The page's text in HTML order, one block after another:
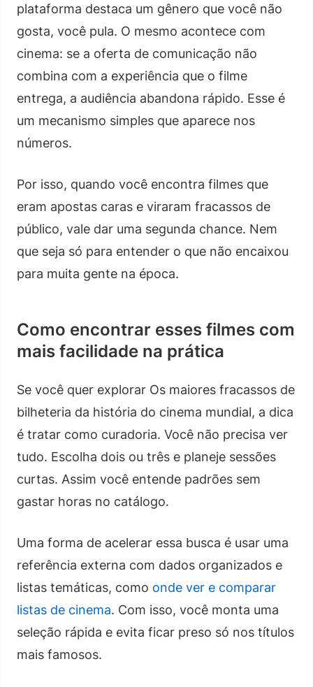
plataforma destaca um gênero que você não
gosta, você pula. O mesmo acontece com
cinema: se a oferta de comunicação não
combina com a experiência que o filme
entrega, a audiência abandona rápido. Esse é
um mecanismo simples que aparece nos
números.
Por isso, quando você encontra filmes que
eram apostas caras e viraram fracassos de
público, vale dar uma segunda chance. Nem
que seja só para entender o que não encaixou
para muita gente na época.
Como encontrar esses filmes com
mais facilidade na prática
Se você quer explorar Os maiores fracassos de
bilheteria da história do cinema mundial, a dica
é tratar como curadoria. Você não precisa ver
tudo. Escolha dois ou três e planeje sessões
curtas. Assim você entende padrões sem
gastar horas no catálogo.
Uma forma de acelerar essa busca é usar uma
referência externa com dados organizados e
listas temáticas, como onde ver e comparar
listas de cinema. Com isso, você monta uma
seleção rápida e evita ficar preso só nos títulos
mais famosos.